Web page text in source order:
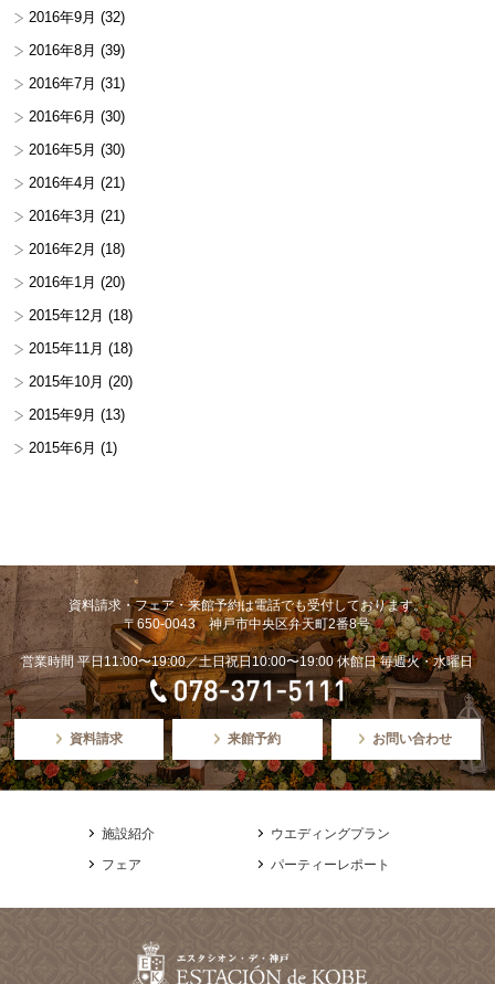
2016年9月 (32)
2016年8月 (39)
2016年7月 (31)
2016年6月 (30)
2016年5月 (30)
2016年4月 (21)
2016年3月 (21)
2016年2月 (18)
2016年1月 (20)
2015年12月 (18)
2015年11月 (18)
2015年10月 (20)
2015年9月 (13)
2015年6月 (1)
資料請求・フェア・来館予約は電話でも受付しております。
〒650-0043 神戸市中央区弁天町2番8号
営業時間 平日11:00〜19:00／土日祝日10:00〜19:00 休館日 毎週火・水曜日
資料請求 来館予約 お問い合わせ
施設紹介
ウエディングプラン
フェア
パーティーレポート